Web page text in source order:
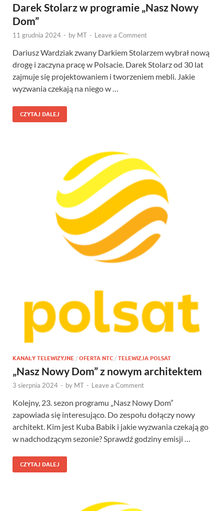
Darek Stolarz w programie „Nasz Nowy
Dom”
11 grudnia 2024 - by MT - Leave a Comment
Dariusz Wardziak zwany Darkiem Stolarzem wybrał nową
drogę i zaczyna pracę w Polsacie. Darek Stolarz od 30 lat
zajmuje się projektowaniem i tworzeniem mebli. Jakie
wyzwania czekają na niego w …
CZYTAJ DALEJ
KANAŁY TELEWIZYJNE / OFERTA NTC / TELEWIZJA POLSAT
„Nasz Nowy Dom” z nowym architektem
3 sierpnia 2024 - by MT - Leave a Comment
Kolejny, 23. sezon programu „Nasz Nowy Dom”
zapowiada się interesująco. Do zespołu dołączy nowy
architekt. Kim jest Kuba Babik i jakie wyzwania czekają go
w nadchodzącym sezonie? Sprawdź godziny emisji …
CZYTAJ DALEJ